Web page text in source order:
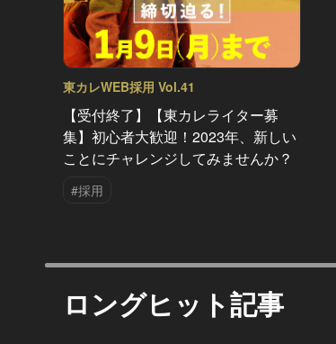
東カレWEB採用 Vol.41
【受付終了】【東カレライター募
集】初心者大歓迎！2023年、新しい
ことにチャレンジしてみませんか？
#採用
ロングヒット記事